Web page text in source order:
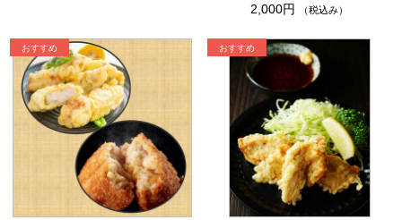
2,000円
（税込み）